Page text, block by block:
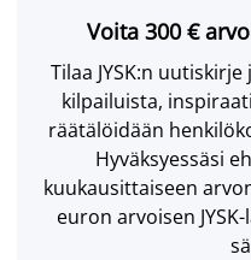
Voita 300 €
Tilaa JYSK:n
kilpailuista,
räätälöidään
Hyväksyessäsi
kuukausittaiseen
euron arvoisen